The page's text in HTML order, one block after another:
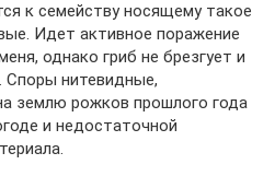
к семейству носящему такое
Идет активное поражение
однако гриб не брезгует и
Споры нитевидные,
землю рожков прошлого года
и недостаточной